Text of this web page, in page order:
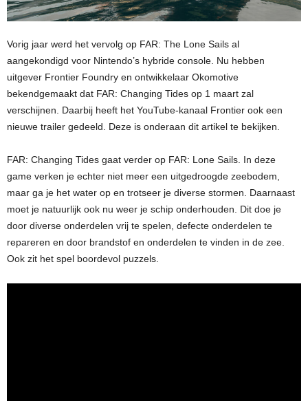
Vorig jaar werd het vervolg op FAR: The Lone Sails al
aangekondigd voor Nintendo’s hybride console. Nu hebben
uitgever Frontier Foundry en ontwikkelaar Okomotive
bekendgemaakt dat FAR: Changing Tides op 1 maart zal
verschijnen. Daarbij heeft het YouTube-kanaal Frontier ook een
nieuwe trailer gedeeld. Deze is onderaan dit artikel te bekijken.
FAR: Changing Tides gaat verder op FAR: Lone Sails. In deze
game verken je echter niet meer een uitgedroogde zeebodem,
maar ga je het water op en trotseer je diverse stormen. Daarnaast
moet je natuurlijk ook nu weer je schip onderhouden. Dit doe je
door diverse onderdelen vrij te spelen, defecte onderdelen te
repareren en door brandstof en onderdelen te vinden in de zee.
Ook zit het spel boordevol puzzels.